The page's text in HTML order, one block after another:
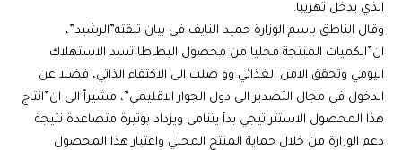
الذي يدخل تهريبا.
وقال الناطق باسم الوزارة حميد النايف في بيان تلقته”الرشيد”،
ان”الكميات المنتجة محليا من محصول البطاطا تسد الاستهلاك
اليومي وتحقق الامن الغذائي وو صلت الى الاكتفاء الذاتي، فضلا عن
الدخول في مجال التصدير الى دول الجوار الاقليمي”، مشيرأ الى ان”انتاج
هذا المحصول الاستتراتيجي بدأ يتنامى ويزداد بوتيرة متصاعدة نتيجة
دعم الوزارة من خلال حماية المنتج المحلي واعتبار هذا المحصول